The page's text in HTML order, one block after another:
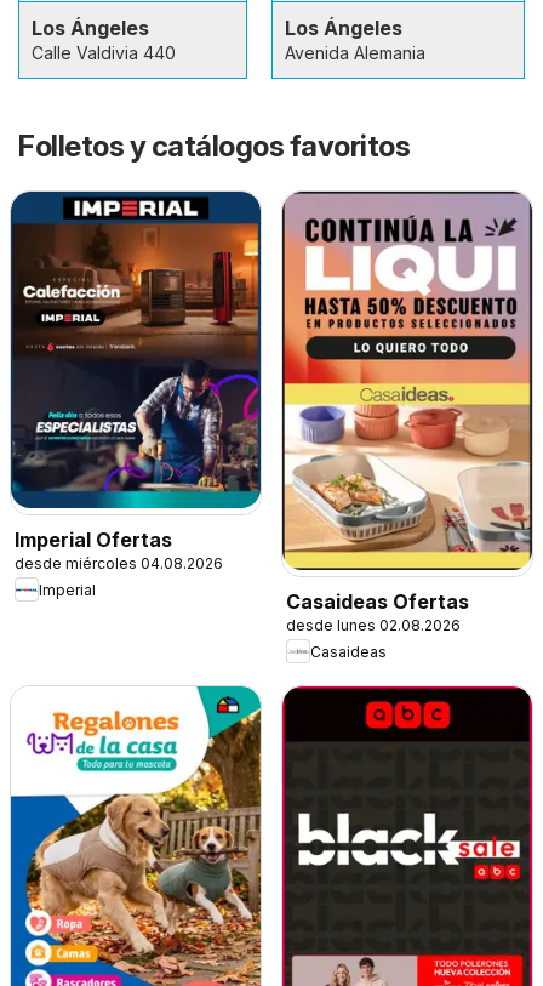
Los Ángeles
Calle Valdivia 440
Los Ángeles
Avenida Alemania
Folletos y catálogos favoritos
Imperial Ofertas
desde miércoles 04.08.2026
Imperial
Casaideas Ofertas
desde lunes 02.08.2026
Casaideas